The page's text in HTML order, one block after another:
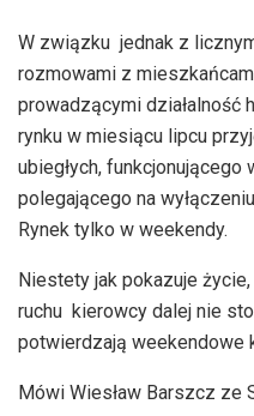
W związku jednak z
rozmowami z
prowadzącymi działalność
rynku w miesiącu lipcu
ubiegłych, funkcjonującego
polegającego na
Rynek tylko w weekendy.
Niestety jak pokazuje
ruchu kierowcy dalej nie
potwierdzają weekendowe
Mówi Wiesław Barszcz ze